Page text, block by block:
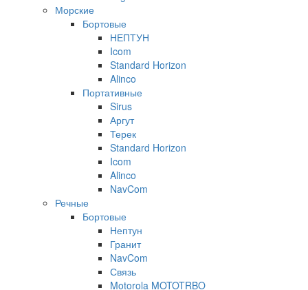
Морские
Бортовые
НЕПТУН
Icom
Standard Horizon
Alinco
Портативные
Sirus
Аргут
Терек
Standard Horizon
Icom
Alinco
NavCom
Речные
Бортовые
Нептун
Гранит
NavCom
Связь
Motorola MOTOTRBO